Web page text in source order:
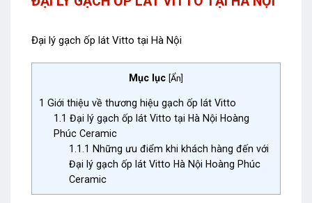
Đại lý gạch ốp lát Vitto tại Hà Nội
Mục lục Ẩn
1 Giới thiệu về thương hiệu gạch ốp lát Vitto
1.1 Đại lý gạch ốp lát Vitto tại Hà Nội Hoàng
Phúc Ceramic
1.1.1 Những ưu điểm khi khách hàng đến với
Đại lý gạch ốp lát Vitto Hà Nội Hoàng Phúc
Ceramic